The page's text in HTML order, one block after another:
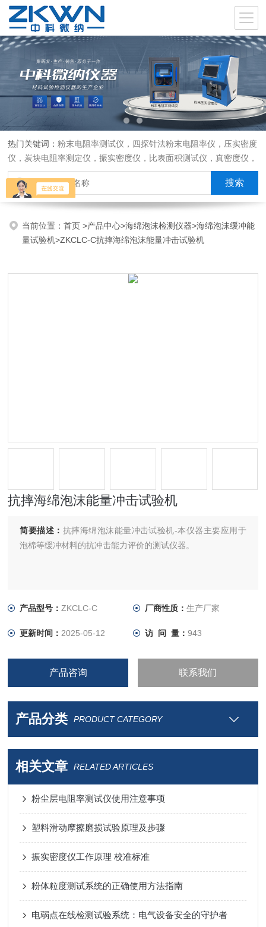
热门关键词：粉末电阻率测试仪，四探针法粉末电阻率仪，压实密度
仪，炭块电阻率测定仪，振实密度仪，比表面积测试仪，真密度仪，
炭块热膨胀仪，炭块透气率仪，炭块二氧化碳反应测定仪
当前位置：首页>产品中心>海绵泡沫检测仪器>海绵泡沫缓冲能
量试验机>ZKCLC-C抗摔海绵泡沫能量冲击试验机
抗摔海绵泡沫能量冲击试验机
简要描述： 抗摔海绵泡沫能量冲击试验机-本仪器主要应用于
泡棉等缓冲材料的抗冲击能力评价的测试仪器。
产品型号：ZKCLC-C 厂商性质： 生产厂家
更新时间： 2025-05-12 访 问 量： 943
产品咨询 联系我们
产品分类 PRODUCT CATEGORY
相关文章 RELATED ARTICLES
粉尘层电阻率测试仪使用注意事项
塑料滑动摩擦磨损试验原理及步骤
振实密度仪工作原理 校准标准
粉体粒度测试系统的正确使用方法指南
电弱点在线检测试验系统：电气设备安全的守护者